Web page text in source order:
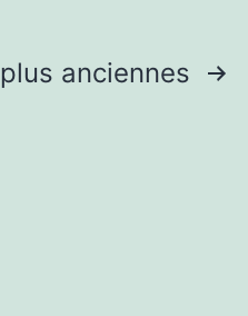
plus anciennes